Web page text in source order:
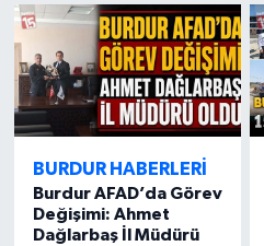
BURDUR HABERLERİ
Burdur AFAD’da Görev
Değişimi: Ahmet
Dağlarbaş İl Müdürü